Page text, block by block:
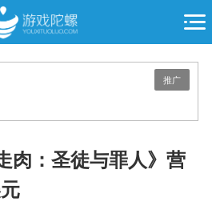
推广
肉：圣徒与罪人》营